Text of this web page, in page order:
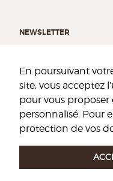
En poursuivant
site, vous acceptez
pour vous
personnalisé. Pour
protection de vos
NEWSLETTER
Afin de toujours rester